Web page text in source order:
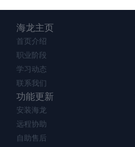
海龙主页
首页介绍
职业阶段
学习动态
联系我们
功能更新
安装海龙
远程协助
自助售后